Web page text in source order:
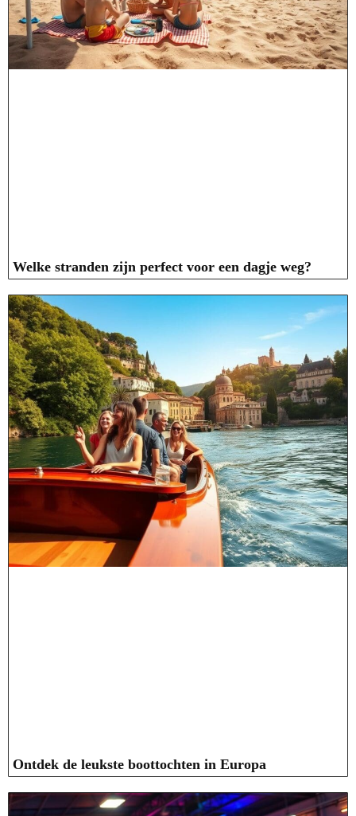
Welke stranden zijn perfect voor een dagje weg?
Ontdek de leukste boottochten in Europa